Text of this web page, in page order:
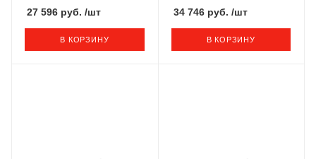
27 596 руб. /шт
В КОРЗИНУ
34 746 руб. /шт
В КОРЗИНУ